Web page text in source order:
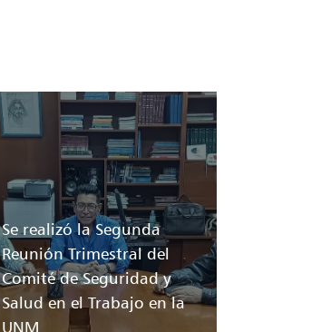
Se realizó la Segunda
Reunión Trimestral del
Comité de Seguridad y
Salud en el Trabajo en la
UNM